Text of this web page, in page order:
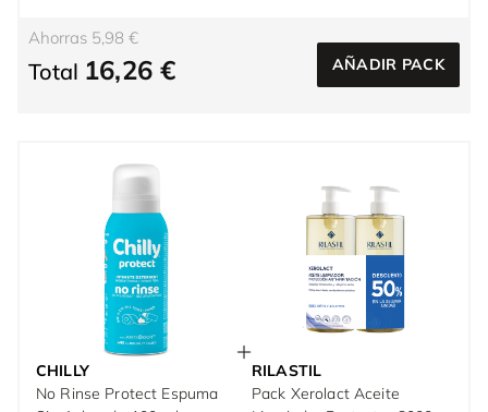
Ahorras 5,98 €
Total 16,26 € AÑADIR PACK
CHILLY
No Rinse Protect Espuma
RILASTIL
Pack Xerolact Aceite